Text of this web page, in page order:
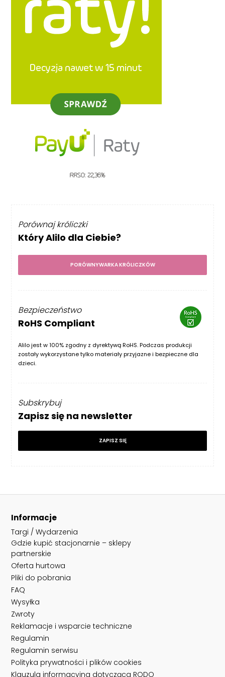
Porównaj króliczki
Który Alilo dla Ciebie?
PORÓWNYWARKA KRÓLICZKÓW
Bezpieczeństwo
RoHS Compliant
Alilo jest w 100% zgodny z dyrektywą RoHS. Podczas produkcji
zostały wykorzystane tylko materiały przyjazne i bezpieczne dla
dzieci.
Subskrybuj
Zapisz się na newsletter
ZAPISZ SIĘ
Informacje
Targi / Wydarzenia
Gdzie kupić stacjonarnie – sklepy
partnerskie
Oferta hurtowa
Pliki do pobrania
FAQ
Wysyłka
Zwroty
Reklamacje i wsparcie techniczne
Regulamin
Regulamin serwisu
Polityka prywatności i plików cookies
Klauzula informacyjna dotycząca RODO